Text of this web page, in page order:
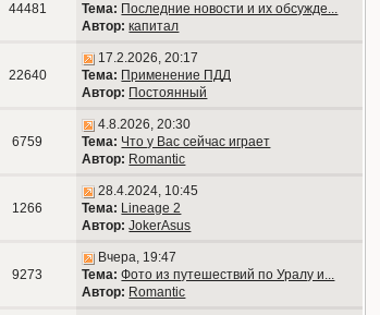
44481
Тема: Последние новости и их обсужде...
Автор: капитал
22640
17.2.2026, 20:17
Тема: Применение ПДД
Автор: Постоянный
6759
4.8.2026, 20:30
Тема: Что у Вас сейчас играет
Автор: Romantic
1266
28.4.2024, 10:45
Тема: Lineage 2
Автор: JokerAsus
9273
Вчера, 19:47
Тема: Фото из путешествий по Уралу и...
Автор: Romantic